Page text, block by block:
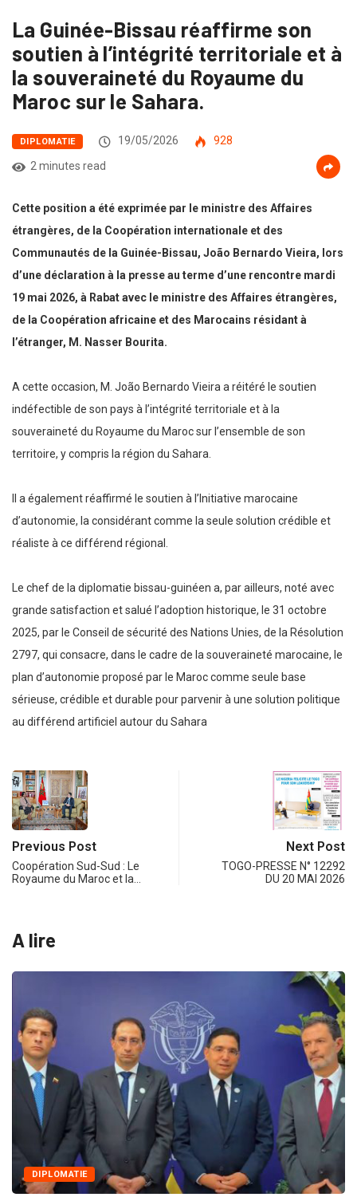
La Guinée-Bissau réaffirme son
soutien à l’intégrité territoriale et à
la souveraineté du Royaume du
Maroc sur le Sahara.
DIPLOMATIE 19/05/2026
928
2 minutes read
Cette position a été exprimée par le ministre des Affaires
étrangères, de la Coopération internationale et des
Communautés de la Guinée-Bissau, João Bernardo Vieira, lors
d’une déclaration à la presse au terme d’une rencontre mardi
19 mai 2026, à Rabat avec le ministre des Affaires étrangères,
de la Coopération africaine et des Marocains résidant à
l’étranger, M. Nasser Bourita.
A cette occasion, M. João Bernardo Vieira a réitéré le soutien
indéfectible de son pays à l’intégrité territoriale et à la
souveraineté du Royaume du Maroc sur l’ensemble de son
territoire, y compris la région du Sahara.
Il a également réaffirmé le soutien à l’Initiative marocaine
d’autonomie, la considérant comme la seule solution crédible et
réaliste à ce différend régional.
Le chef de la diplomatie bissau-guinéen a, par ailleurs, noté avec
grande satisfaction et salué l’adoption historique, le 31 octobre
2025, par le Conseil de sécurité des Nations Unies, de la Résolution
2797, qui consacre, dans le cadre de la souveraineté marocaine, le
plan d’autonomie proposé par le Maroc comme seule base
sérieuse, crédible et durable pour parvenir à une solution politique
au différend artificiel autour du Sahara
Previous Post
Coopération Sud-Sud : Le
Royaume du Maroc et la…
Next Post
TOGO-PRESSE N° 12292
DU 20 MAI 2026
A lire
DIPLOMATIE